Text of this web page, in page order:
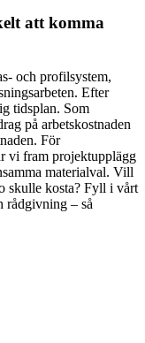
att komma
och profilsystem,
Efter
tidsplan. Som
på arbetskostnaden
För
vi fram projektupplägg
materialval. Vill
skulle kosta? Fyll i vårt
rådgivning – så